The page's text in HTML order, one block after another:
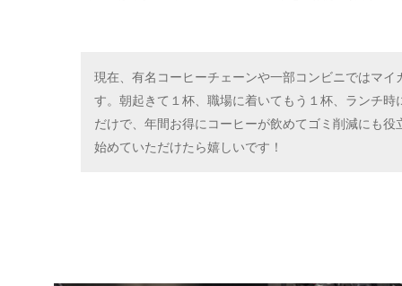
現在、有名コーヒーチェーンや一部コンビニではマ
す。朝起きて１杯、職場に着いてもう１杯、ラン
だけで、年間お得にコーヒーが飲めてゴミ削減にも
始めていただけたら嬉しいです！